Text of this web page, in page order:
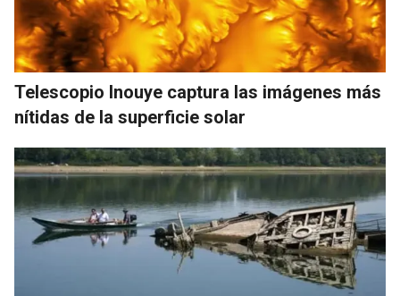
Telescopio Inouye captura las imágenes más
nítidas de la superficie solar